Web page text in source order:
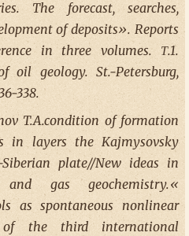
The forecast, searches,
of deposits». Reports
in three volumes. Т.1.
oil geology. St.-Petersburg,
338.
T.A.condition of formation
in layers the Kajmysovsky
plate//New ideas in
gas geochemistry.«
as spontaneous nonlinear
of the third international